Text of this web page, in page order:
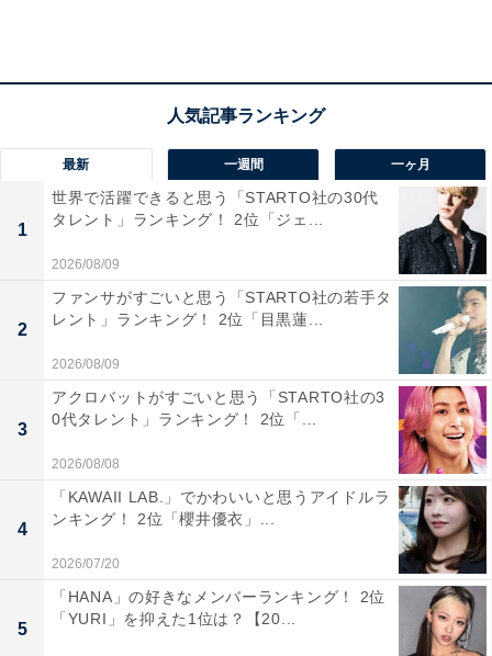
居住者の声としては「静か。市長が若く新たな施策に期
待できる」「住み慣れたし、子供が近くに住んでいる」
「友人が多い。良い美術館がある」など、地域への愛着
と住環境への信頼が感じられる意見が並んでいます。
※回答者のコメントは原文ママです
この記事の執筆者： 浦岡 ミコ
All About ニュースの編集者。学生時代にライフスタイル系メディア
でライターを経験した後、2020年にオールアバウトへ入社。2021
年よりAll About ニュースのメンバーとしてプロジェクトに参画、現
在はカルチャー・国際情勢・海外事情などを中心に、複数の連載企
画を担当しています。東京出身、お酒と街巡りが好きなまったりア
ラサー。
...続きを読む
次ページ
5位までの全ランキング結果を見
る
最新 一週間 一ヶ月
1
世界で活躍できると思う「STARTO社の30代
タレント」ランキング！ 2位「ジェ...
2026/08/09
2
ファンサがすごいと思う「STARTO社の若手タ
レント」ランキング！ 2位「目黒蓮...
2026/08/09
3
アクロバットがすごいと思う「STARTO社の3
0代タレント」ランキング！ 2位「...
2026/08/08
4
「KAWAII LAB.」でかわいいと思うアイドルラ
ンキング！ 2位「櫻井優衣」...
2026/07/20
5
「HANA」の好きなメンバーランキング！ 2位
「YURI」を抑えた1位は？【20...